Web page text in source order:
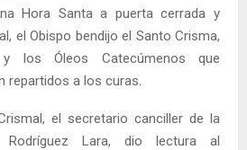
Hora Santa a puerta cerrada y
el Obispo bendijo el Santo Crisma,
los Óleos Catecúmenos que
a los curas.
el secretario canciller de la
Rodríguez Lara, dio lectura al